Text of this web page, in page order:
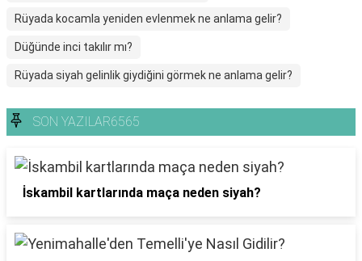
Rüyada kocamla yeniden evlenmek ne anlama gelir?
Düğünde inci takılır mı?
Rüyada siyah gelinlik giydiğini görmek ne anlama gelir?
SON YAZILAR6565
İskambil kartlarında maça neden siyah?